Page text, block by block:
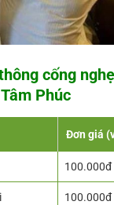
cống
Phúc
Đơn giá